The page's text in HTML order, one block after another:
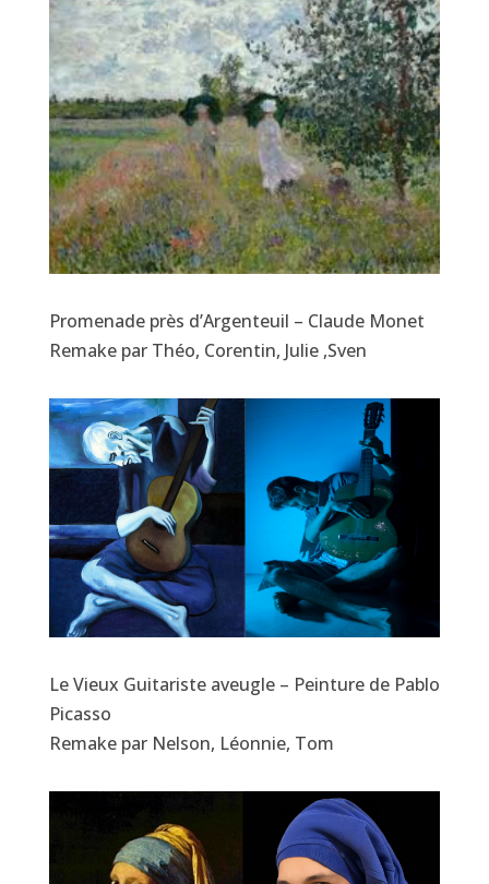
Promenade près d’Argenteuil – Claude Monet
Remake par Théo, Corentin, Julie ,Sven
Le Vieux Guitariste aveugle – Peinture de Pablo
Picasso
Remake par Nelson, Léonnie, Tom